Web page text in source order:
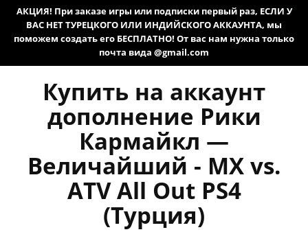
АКЦИЯ! При заказе игры или подписки первый раз, ЕСЛИ У
ВАС НЕТ ТУРЕЦКОГО ИЛИ ИНДИЙСКОГО АККАУНТА, мы
поможем создать его БЕСПЛАТНО! От вас нам нужна только
почта вида @gmail.com
Купить на аккаунт
дополнение Рики
Кармайкл —
Величайший - MX vs.
ATV All Out PS4
(Турция)